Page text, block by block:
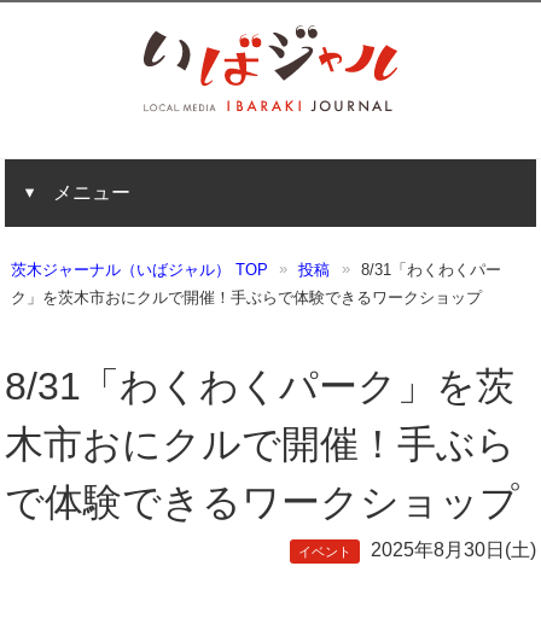
メニュー
茨木ジャーナル（いばジャル） TOP 投稿
8/31「わくわくパー
ク」を茨木市おにクルで開催！手ぶらで体験できるワークショップ
8/31「わくわくパーク」を茨
木市おにクルで開催！手ぶら
で体験できるワークショップ
イベント 2025年8月30日(土)